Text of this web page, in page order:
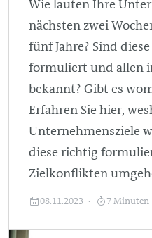
Wie lauten Ihre
nächsten zwei
fünf Jahre? Sind
formuliert und allen
bekannt? Gibt es
Erfahren Sie hier,
Unternehmensziele
diese richtig
Zielkonflikten
08.11.2023 7 Minuten